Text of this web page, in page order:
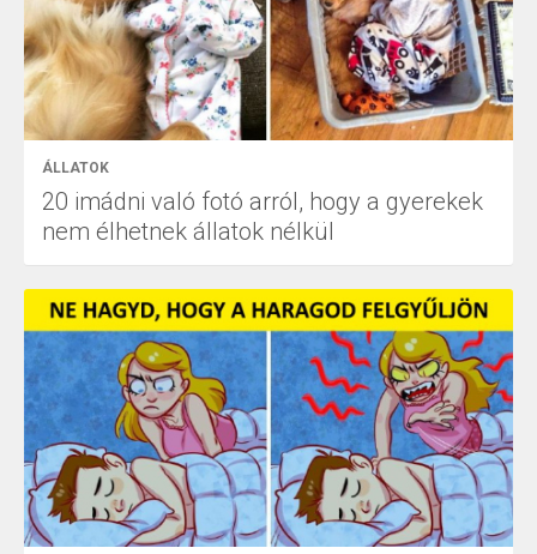
ÁLLATOK
20 imádni való fotó arról, hogy a gyerekek
nem élhetnek állatok nélkül